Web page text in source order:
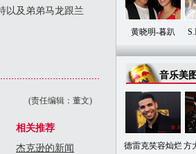
以及弟弟马龙跟兰
(责任编辑：董文)
相关推荐
杰克逊的新闻
黄晓明-暮趴
音乐美图
德雷克笑容灿烂方